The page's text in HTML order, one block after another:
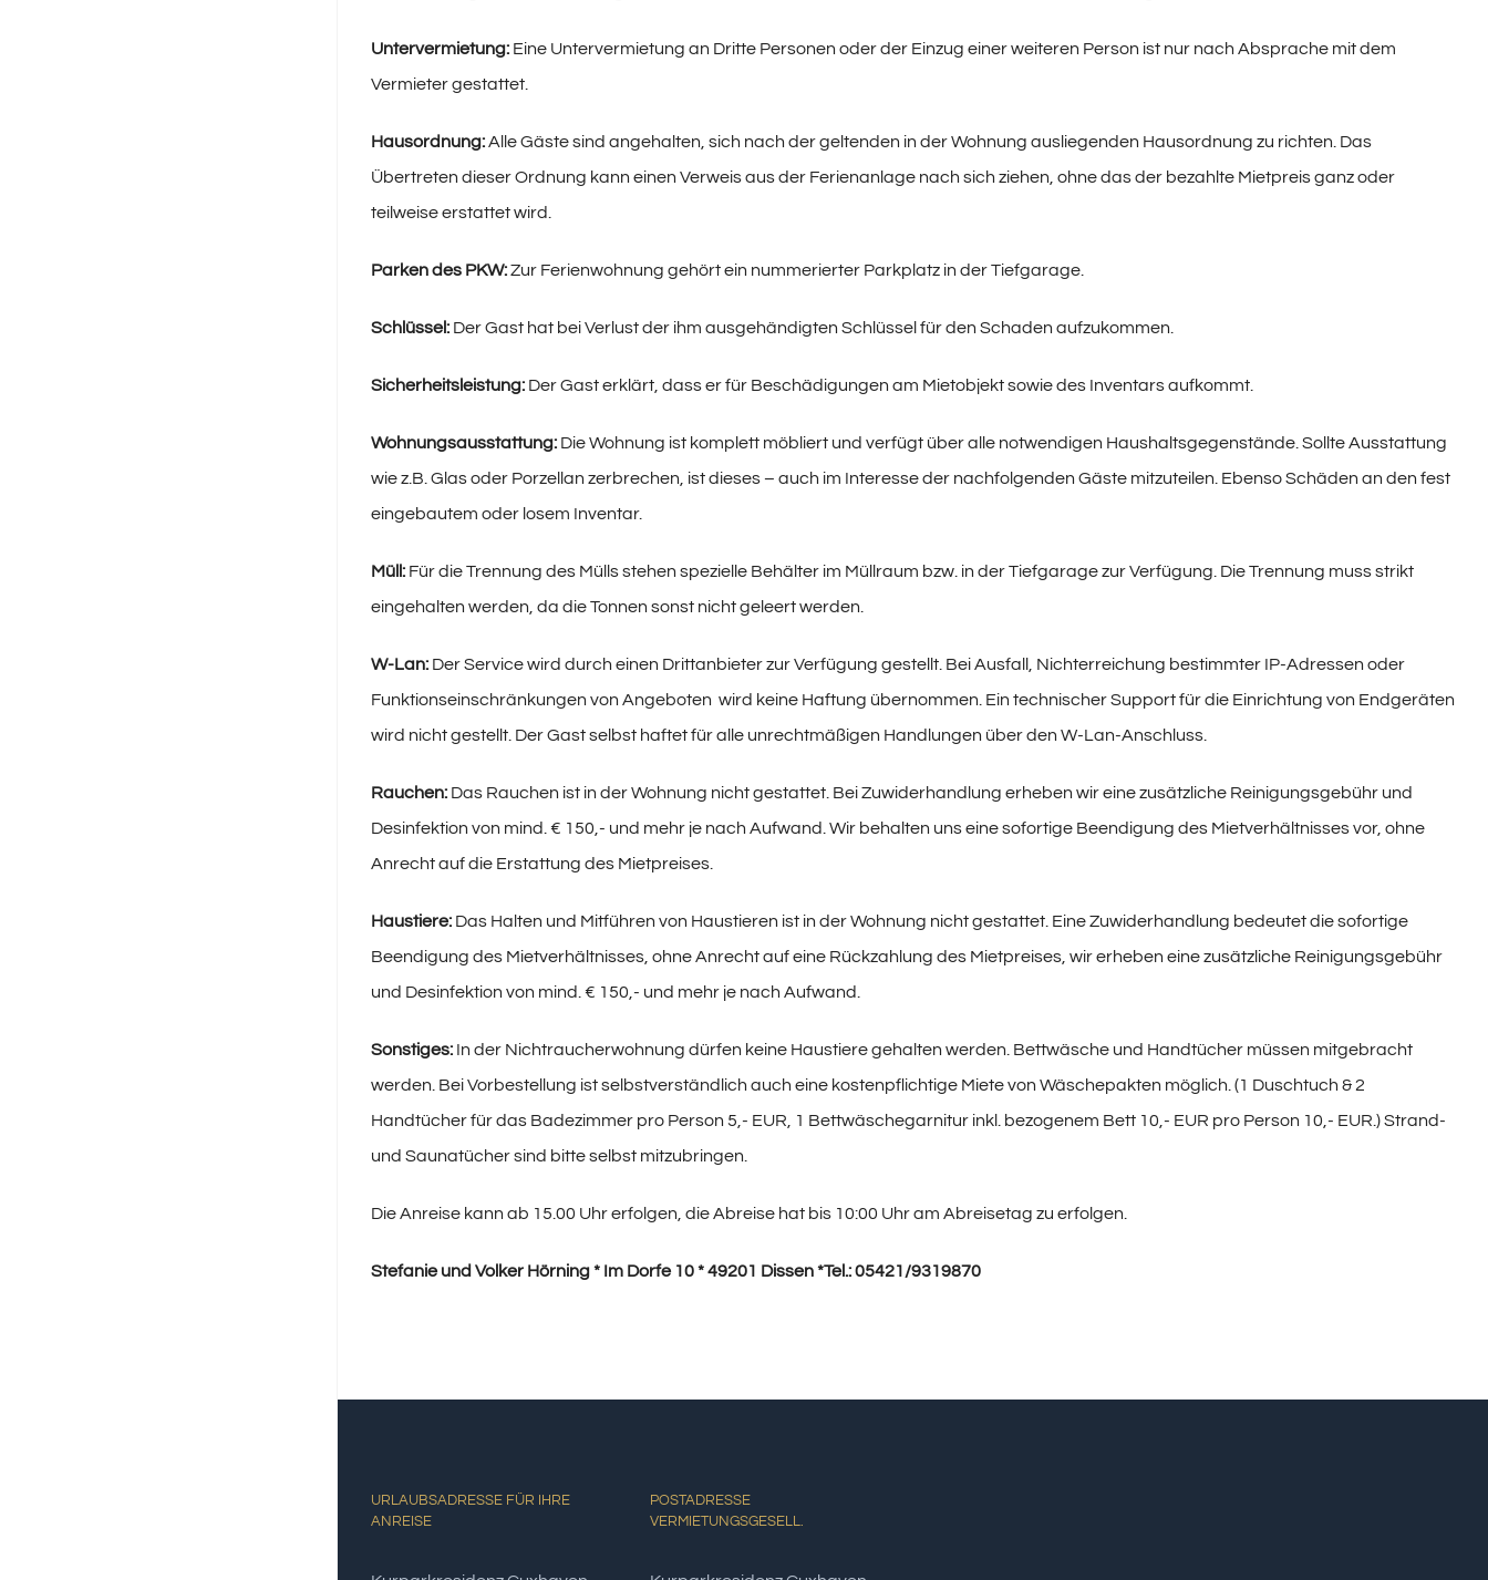
Untervermietung: Eine Untervermietung an Dritte Personen oder der Einzug einer weiteren Person ist nur nach Absprache mit dem
Vermieter gestattet.
Hausordnung:Alle Gäste sind angehalten, sich nach der geltenden in der Wohnung ausliegenden Hausordnung zu richten. Das
Übertreten dieser Ordnung kann einen Verweis aus der Ferienanlage nach sich ziehen, ohne das der bezahlte Mietpreis ganz oder
teilweise erstattet wird.
Parken des PKW:Zur Ferienwohnung gehört ein nummerierter Parkplatz in der Tiefgarage.
Schlüssel: Der Gast hat bei Verlust der ihm ausgehändigten Schlüssel für den Schaden aufzukommen.
Sicherheitsleistung: Der Gast erklärt, dass er für Beschädigungen am Mietobjekt sowie des Inventars aufkommt.
Wohnungsausstattung: Die Wohnung ist komplett möbliert und verfügt über alle notwendigen Haushaltsgegenstände. Sollte Ausstattung
wie z.B. Glas oder Porzellan zerbrechen, ist dieses – auch im Interesse der nachfolgenden Gäste mitzuteilen. Ebenso Schäden an den fest
eingebautem oder losem Inventar.
Müll: Für die Trennung des Mülls stehen spezielle Behälter im Müllraum bzw. in der Tiefgarage zur Verfügung. Die Trennung muss strikt
eingehalten werden, da die Tonnen sonst nicht geleert werden.
W-Lan: Der Service wird durch einen Drittanbieter zur Verfügung gestellt. Bei Ausfall, Nichterreichung bestimmter IP-Adressen oder
Funktionseinschränkungen von Angeboten wird keine Haftung übernommen. Ein technischer Support für die Einrichtung von Endgeräten
wird nicht gestellt. Der Gast selbst haftet für alle unrechtmäßigen Handlungen über den W-Lan-Anschluss.
Rauchen: Das Rauchen ist in der Wohnung nicht gestattet. Bei Zuwiderhandlung erheben wir eine zusätzliche Reinigungsgebühr und
Desinfektion von mind. € 150,- und mehr je nach Aufwand. Wir behalten uns eine sofortige Beendigung des Mietverhältnisses vor, ohne
Anrecht auf die Erstattung des Mietpreises.
Haustiere: Das Halten und Mitführen von Haustieren ist in der Wohnung nicht gestattet. Eine Zuwiderhandlung bedeutet die sofortige
Beendigung des Mietverhältnisses, ohne Anrecht auf eine Rückzahlung des Mietpreises, wir erheben eine zusätzliche Reinigungsgebühr
und Desinfektion von mind. € 150,- und mehr je nach Aufwand.
Sonstiges: In der Nichtraucherwohnung dürfen keine Haustiere gehalten werden. Bettwäsche und Handtücher müssen mitgebracht
werden. Bei Vorbestellung ist selbstverständlich auch eine kostenpflichtige Miete von Wäschepakten möglich. (1 Duschtuch & 2
Handtücher für das Badezimmer pro Person 5,- EUR, 1 Bettwäschegarnitur inkl. bezogenem Bett 10,- EUR pro Person 10,- EUR.) Strand-
und Saunatücher sind bitte selbst mitzubringen.
Die Anreise kann ab 15.00 Uhr erfolgen, die Abreise hat bis 10:00 Uhr am Abreisetag zu erfolgen.
Stefanie und Volker Hörning * Im Dorfe 10 * 49201 Dissen *Tel.: 05421/9319870
URLAUBSADRESSE FÜR IHRE
ANREISE
POSTADRESSE
VERMIETUNGSGESELL.